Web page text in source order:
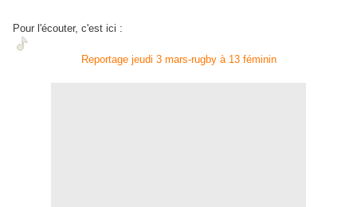
Pour l'écouter, c'est ici :
Reportage jeudi 3 mars-rugby à 13 féminin